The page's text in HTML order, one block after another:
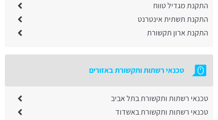
התקנת מגדיל טווח
התקנת תשתית אינטרנט
התקנת ארון תקשורת
טכנאי רשתות ותקשורת באזורים
טכנאי רשתות ותקשורת בתל אביב
טכנאי רשתות ותקשורת באשדוד